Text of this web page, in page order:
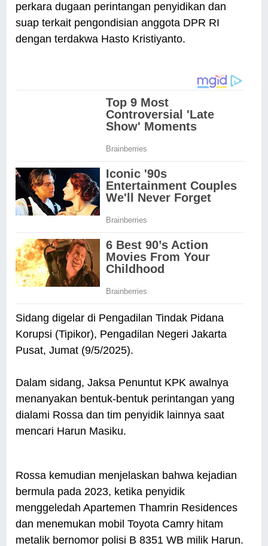
perkara dugaan perintangan penyidikan dan
suap terkait pengondisian anggota DPR RI
dengan terdakwa Hasto Kristiyanto.
Sidang digelar di Pengadilan Tindak Pidana
Korupsi (Tipikor), Pengadilan Negeri Jakarta
Pusat, Jumat (9/5/2025).
Dalam sidang, Jaksa Penuntut KPK awalnya
menanyakan bentuk-bentuk perintangan yang
dialami Rossa dan tim penyidik lainnya saat
mencari Harun Masiku.
Rossa kemudian menjelaskan bahwa kejadian
bermula pada 2023, ketika penyidik
menggeledah Apartemen Thamrin Residences
dan menemukan mobil Toyota Camry hitam
metalik bernomor polisi B 8351 WB milik Harun.